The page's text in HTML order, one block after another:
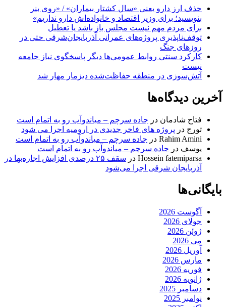
حذف ارز دارو یعنی «سال کشتار بیماران» / «روی بنر
بنویسید؛ برای وزیر اقتصاد و خانواده‌اش دارو نداریم»
برای مردم مهم نیست مجلس باز باشد یا تعطیل
توقف‌ناپذیری پروژه‌های عمرانی آذربایجان‌شرقی حتی در
روزهای جنگ
کارکرد سنتی روابط عمومی‌ها دیگر پاسخگوی نیاز جامعه
نیست
آتش‌سوزی در منطقه حفاظت‌شده دیزمار مهار شد
آخرین دیدگاه‌ها
فتاح شادمان در جاده سرچم – میاندوآب رو به اتمام است
تورج در پروژه های فاخر جدیدی در ارومیه اجرا می شود
Rahim Amini در جاده سرچم – میاندوآب رو به اتمام است
یوسف در جاده سرچم – میاندوآب رو به اتمام است
Hossein fatemiparsa در
سقف ۲۵ درصدی افزایش اجاره‌بها در
آذربایجان شرقی اجرا می‌شود
بایگانی‌ها
آگوست 2026
جولای 2026
ژوئن 2026
می 2026
آوریل 2026
مارس 2026
فوریه 2026
ژانویه 2026
دسامبر 2025
نوامبر 2025